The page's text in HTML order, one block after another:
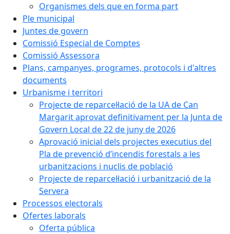
Organismes dels que en forma part
Ple municipal
Juntes de govern
Comissió Especial de Comptes
Comissió Assessora
Plans, campanyes, programes, protocols i d'altres
documents
Urbanisme i territori
Projecte de reparcel·lació de la UA de Can
Margarit aprovat definitivament per la Junta de
Govern Local de 22 de juny de 2026
Aprovació inicial dels projectes executius del
Pla de prevenció d’incendis forestals a les
urbanitzacions i nuclis de població
Projecte de reparcel·lació i urbanització de la
Servera
Processos electorals
Ofertes laborals
Oferta pública